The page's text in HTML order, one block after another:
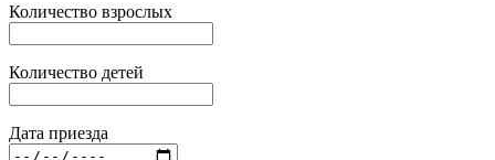
Количество взрослых
Количество детей
Дата приезда